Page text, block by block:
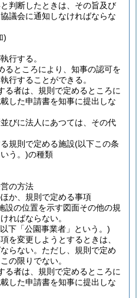
判断したときは、その旨及び
議会に通知しなければならな
)
行する。
るところにより、知事の認可を
行することができる。
る者は、規則で定めるところに
した申請書を知事に提出しな
びに法人にあつては、その代
規則で定める施設(以下この条
う。)の種類
の方法
か、規則で定める事項
設の位置を示す図面その他の規
ればならない。
下「公園事業者」という。)
を変更しようとするときは、
らない。 ただし、規則で定め
の限りでない。
る者は、規則で定めるところに
した申請書を知事に提出しな